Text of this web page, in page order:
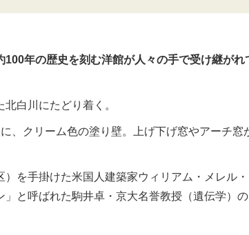
年の歴史を刻む洋館が人々の手で受け継がれ
白川にたどり着く。
、クリーム色の塗り壁。上げ下げ窓やアーチ窓
を手掛けた米国人建築家ウィリアム・メレル
と呼ばれた駒井卓・京大名誉教授（遺伝学）